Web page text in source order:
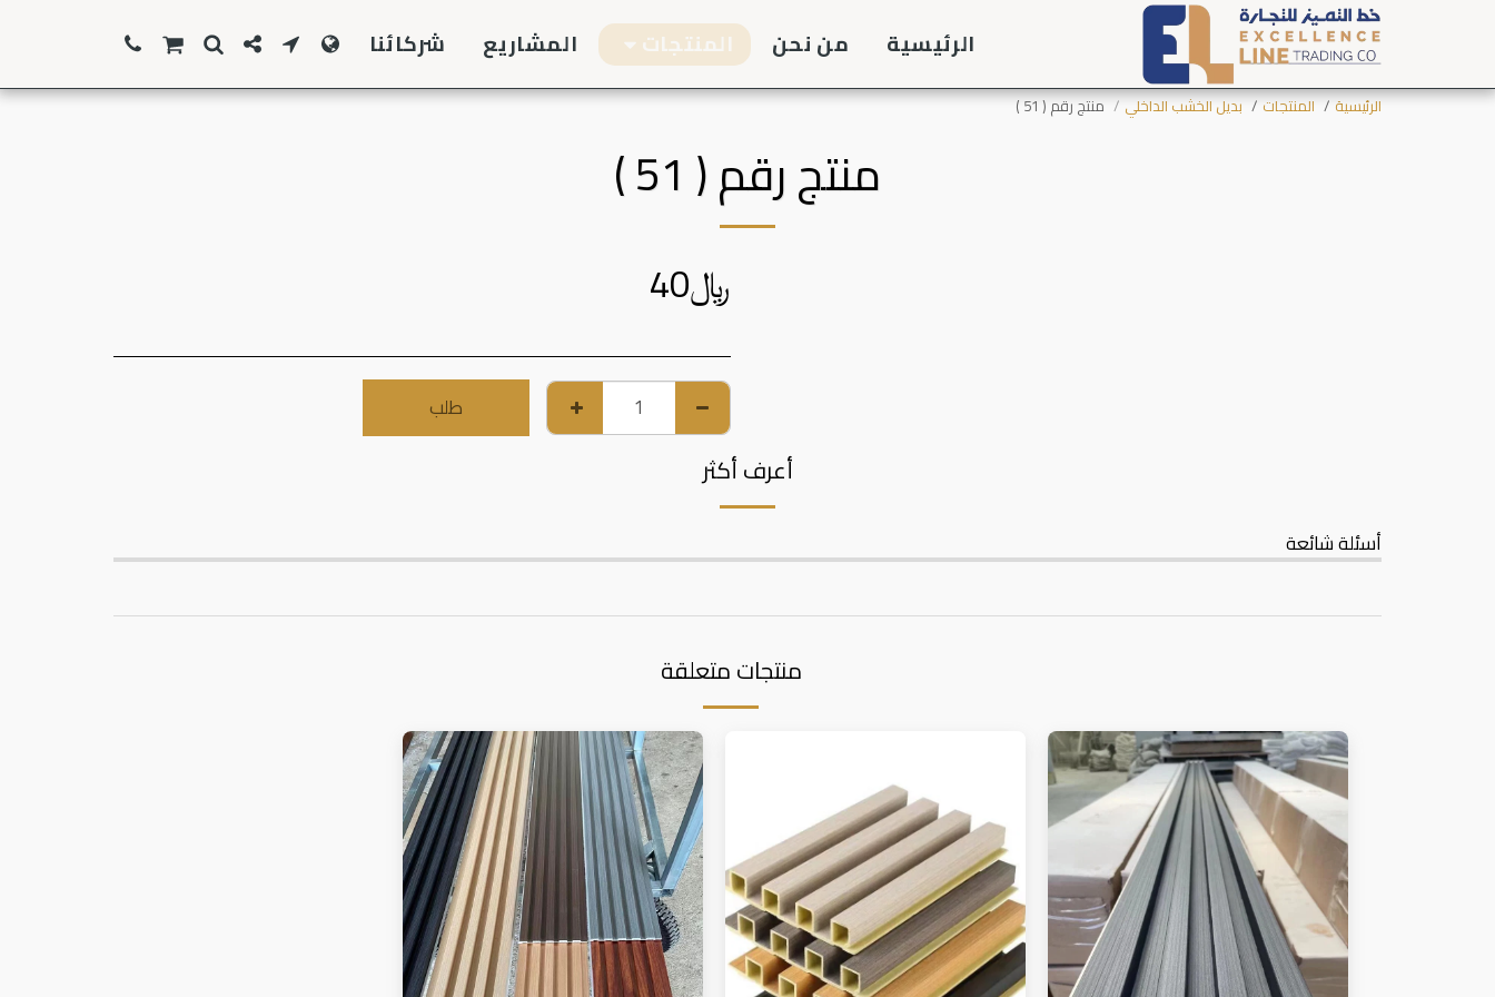
الرئيسية من نحن المنتجات المشاريع شركائنا
الرئيسية المنتجات بديل الخشب الداخلي منتج رقم ( 51 )
منتج رقم ( 51 )
﷼40
طلب
أعرف أكثر
أسئلة شائعة
منتجات متعلقة